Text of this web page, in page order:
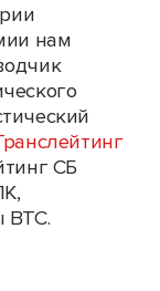
нам
СБ
ВТС.